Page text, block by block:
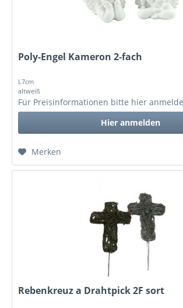
Poly-Engel Kameron 2-fach
L7cm
altweiß
Für Preisinformationen bitte hier
Hier anmelden
Merken
Rebenkreuz a Drahtpick 2F sort